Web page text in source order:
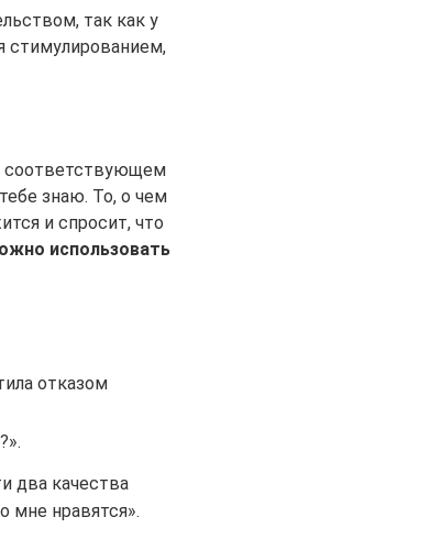
так как у
стимулированием,
соответствующем
знаю. То, о чем
и спросит, что
использовать
отказом
два качества
мне нравятся».